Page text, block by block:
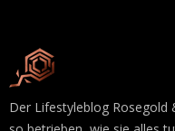
Der Lifestyleblog Rosegold